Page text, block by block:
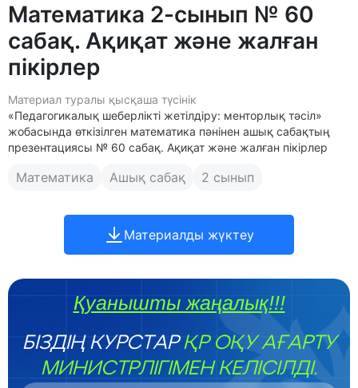
Математика 2-сынып № 60
сабақ. Ақиқат және жалған
пікірлер
Материал туралы қысқаша түсінік
«Педагогикалық шеберлікті жетілдіру: менторлық тәсіл»
жобасында өткізілген математика пәнінен ашық сабақтың
презентациясы № 60 сабақ. Ақиқат және жалған пікірлер
Математика Ашық сабақ 2 сынып
Материалды жүктеу
Қуанышты жаңалық!!!
БІЗДІҢ КУРСТАРҚР ОҚУ АҒАРТУ
МИНИСТРЛІГІМЕН КЕЛІСІЛДІ.